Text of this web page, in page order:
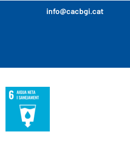
info@cacbgi.cat